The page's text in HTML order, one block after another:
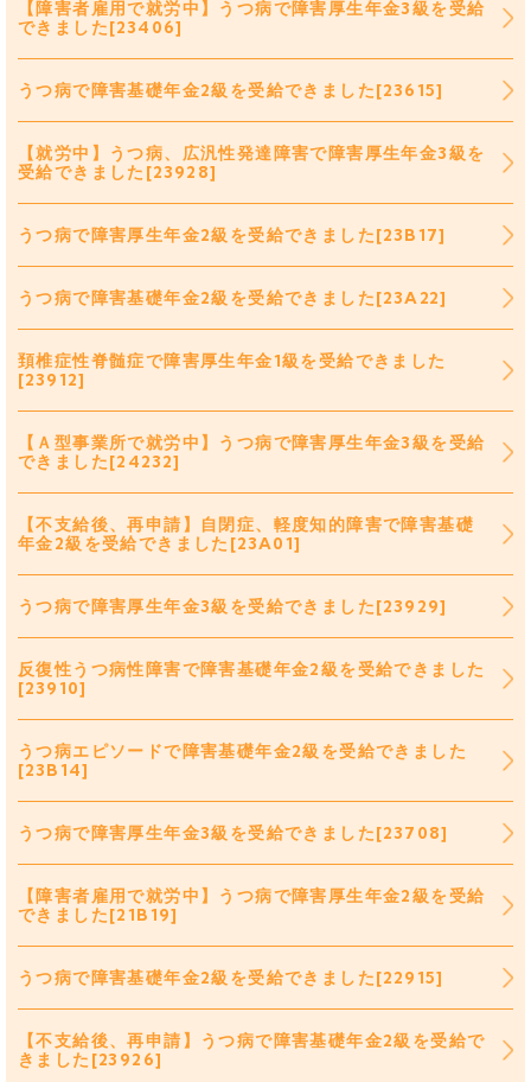
【障害者雇用で就労中】うつ病で障害厚生年金3級を受給
できました[23406]
うつ病で障害基礎年金2級を受給できました[23615]
【就労中】うつ病、広汎性発達障害で障害厚生年金3級を
受給できました[23928]
うつ病で障害厚生年金2級を受給できました[23B17]
うつ病で障害基礎年金2級を受給できました[23A22]
頚椎症性脊髄症で障害厚生年金1級を受給できました
[23912]
【Ａ型事業所で就労中】うつ病で障害厚生年金3級を受給
できました[24232]
【不支給後、再申請】自閉症、軽度知的障害で障害基礎
年金2級を受給できました[23A01]
うつ病で障害厚生年金3級を受給できました[23929]
反復性うつ病性障害で障害基礎年金2級を受給できました
[23910]
うつ病エピソードで障害基礎年金2級を受給できました
[23B14]
うつ病で障害厚生年金3級を受給できました[23708]
【障害者雇用で就労中】うつ病で障害厚生年金2級を受給
できました[21B19]
うつ病で障害基礎年金2級を受給できました[22915]
【不支給後、再申請】うつ病で障害基礎年金2級を受給で
きました[23926]